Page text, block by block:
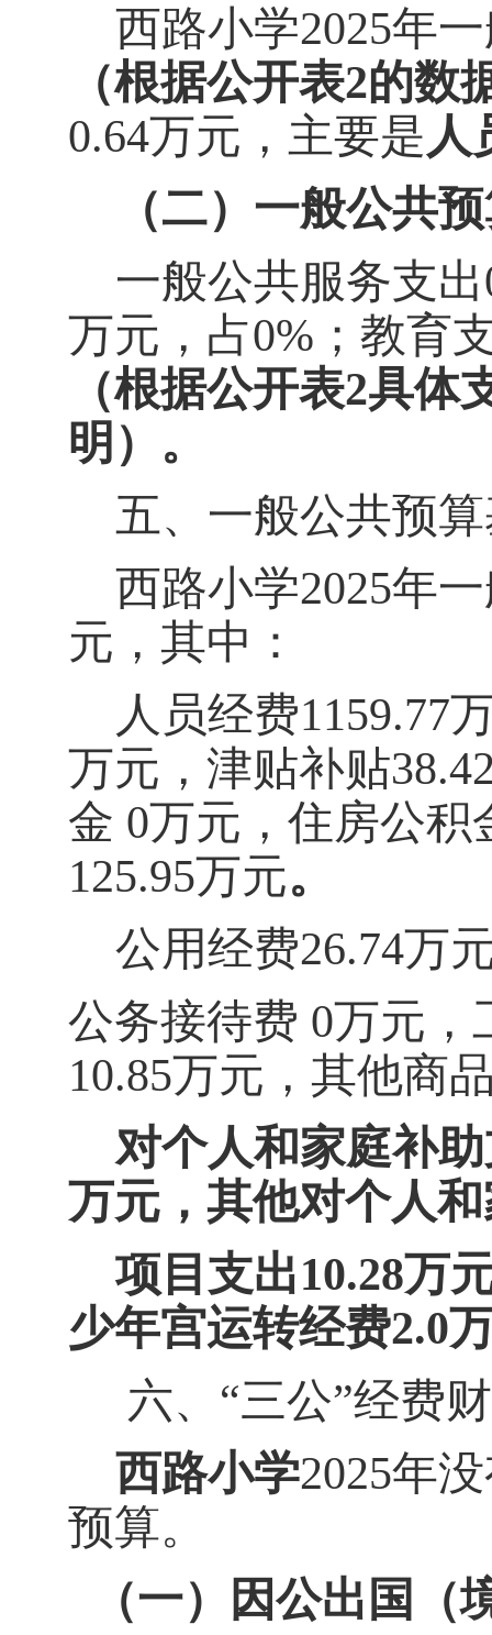
西路小学2025年
（根据公开表2的数
0.64万元，主要是人
（二）一般公共
一般公共服务支出
万元，占0% ； 教育
（根据公开表2具体
明）。
五、一般公共预
西路小学2025年
元，其中：
人员经费1159.77
万元， 津贴补贴
金 0万元，住房公积
125.95万元。
公用经费26.74万
公务接待费 0万元，
10.85万元， 其他商
对个人和家庭补
万元，其他对个人
项目支出10.28万
少年宫运转经费2.0
六、 “三公”经费
西路小学2025年
预算。
（一）因公出国（